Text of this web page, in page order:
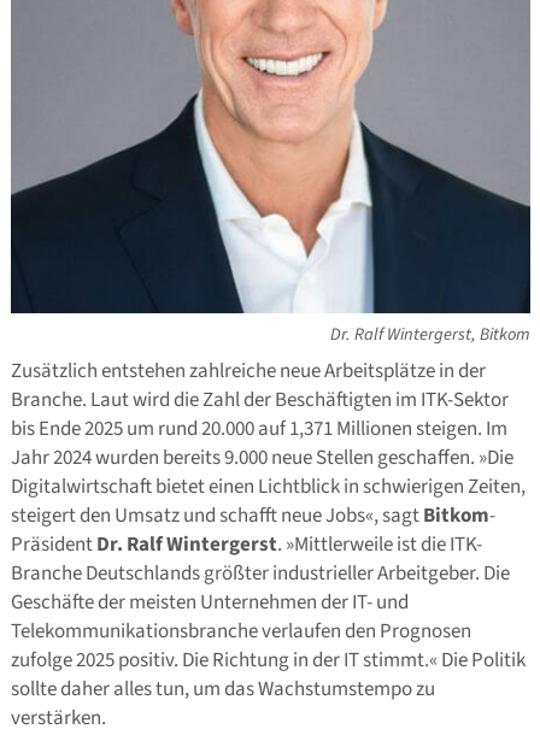
Dr. Ralf Wintergerst, Bitkom
Zusätzlich entstehen zahlreiche neue Arbeitsplätze in der
Branche. Laut wird die Zahl der Beschäftigten im ITK-Sektor
bis Ende 2025 um rund 20.000 auf 1,371 Millionen steigen. Im
Jahr 2024 wurden bereits 9.000 neue Stellen geschaffen. »Die
Digitalwirtschaft bietet einen Lichtblick in schwierigen Zeiten,
steigert den Umsatz und schafft neue Jobs«, sagtBitkom-
PräsidentDr. Ralf Wintergerst. »Mittlerweile ist die ITK-
Branche Deutschlands größter industrieller Arbeitgeber. Die
Geschäfte der meisten Unternehmen der IT- und
Telekommunikationsbranche verlaufen den Prognosen
zufolge 2025 positiv. Die Richtung in der IT stimmt.« Die Politik
sollte daher alles tun, um das Wachstumstempo zu
verstärken.